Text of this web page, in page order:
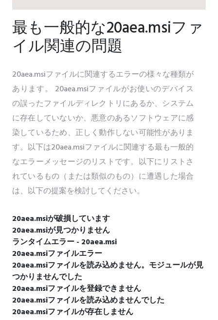
最も一般的な20aea.msiファ
イル関連の問題
20aea.msiファイルに関連するエラーの様々な種類が
あります。 20aea.msiファイルがお使いのデバイス
の誤ったファイルディレクトリにあるか、システム
に存在していないか、悪意のあるソフトウェアに感
染しているため、正しく動作しない可能性がありま
す。以下は20aea.msiファイルに関連する最も一般的
なエラーメッセージのリストです。以下にリストさ
れているもの（または類似のもの）に遭遇した場合
は、以下の提案を検討してください。
20aea.msiが破損しています
20aea.msiが見つかりません
ランタイムエラー - 20aea.msi
20aea.msiファイルエラー
20aea.msiファイルを読み込めません。モジュールが見
つかりませんでした
20aea.msiファイルを登録できません
20aea.msiファイルを読み込めませんでした
20aea.msiファイルが存在しません